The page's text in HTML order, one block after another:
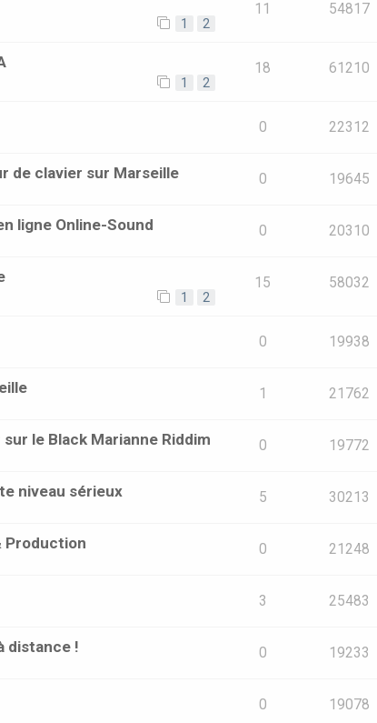
1 2
11 54817
1 2
18 61210
0 22312
de clavier sur Marseille 0 19645
ligne Online-Sound 0 20310
1 2
15 58032
0 19938
1 21762
le Black Marianne Riddim 0 19772
niveau sérieux 5 30213
Production 0 21248
3 25483
distance ! 0 19233
0 19078